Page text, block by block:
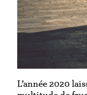
L’année 2020